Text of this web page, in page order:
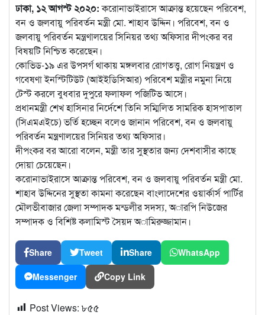
ঢাকা, ১২ আগস্ট ২০২০:করোনাভাইরাসে আক্রান্ত হয়েছেন পরিবেশ,
বন ও জলবায়ু পরিবর্তন মন্ত্রী মো. শাহাব উদ্দিন। পরিবেশ, বন ও
জলবায়ু পরিবর্তন মন্ত্রণালয়ের সিনিয়র তথ্য অফিসার দীপংকর বর
বিষয়টিনিশ্চিত করেছেন।
কোভিড-১৯ এর উপসর্গ থাকায় মঙ্গলবার রোগতত্ত্ব, রোগ নিয়ন্ত্রণ ও
গবেষণা ইনস্টিটিউট (আইইডিসিআর) পরিবেশ মন্ত্রীর নমুনা নিয়ে
টেস্ট করলে বুধবার দুপুরে ফলাফল পজিটিভ আসে।
প্রধানমন্ত্রী শেখ হাসিনার নির্দেশে তিনি সম্মিলিত সামরিক হাসপাতাল
(সিএমএইচে) ভর্তি হচ্ছেন বলেও জানান পরিবেশ, বন ও জলবায়ু
পরিবর্তন মন্ত্রণালয়ের সিনিয়র তথ্য অফিসার।
দীপংকর বর আরো বলেন, মন্ত্রী তার সুস্থতার জন্য দেশবাসীর কাছে
দোয়া চেয়েছেন।
করোনাভাইরাসে আক্রান্ত পরিবেশ, বন ও জলবায়ু পরিবর্তন মন্ত্রী মো.
শাহাব উদ্দিনের সুস্থতা কামনা করেছেন বাংলাদেশের ওয়ার্কার্স পার্টির
মৌলভীবাজার জেলা সম্পাদক মন্ডলীর সদস্য, অারপি নিউজের
সম্পাদক ও বিশিষ্ট কলামিস্ট সৈয়দ অামিরুজ্জামান।
Share Tweet Share WhatsApp
Messenger Copy Link
Post Views: ৮৫৫